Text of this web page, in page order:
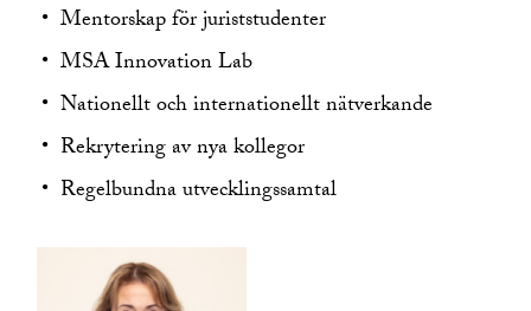
Mentorskap för juriststudenter
MSA Innovation Lab
Nationellt och internationellt nätverkande
Rekrytering av nya kollegor
Regelbundna utvecklingssamtal